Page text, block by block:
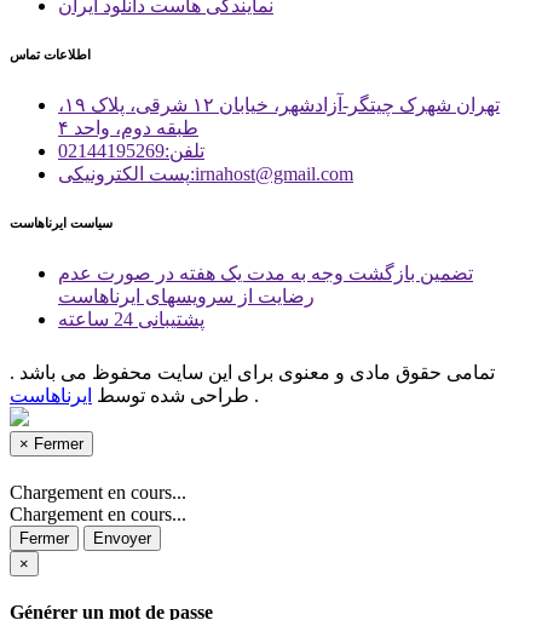
نمایندگی هاست دانلود ایران
اطلاعات تماس
تهران شهرک چیتگر-آزادشهر، خیابان ۱۲ شرقی، پلاک ۱۹،
طبقه دوم، واحد ۴
تلفن:02144195269
پست الكترونیكی:irnahost@gmail.com
سیاست ایرناهاست
تضمین بازگشت وجه به مدت یک هفته در صورت عدم
رضایت از سرویسهای ایرناهاست
پشتیبانی 24 ساعته
تمامی حقوق مادی و معنوی برای این سایت محفوظ می باشد .
طراحی شده توسط ایرناهاست .
× Fermer
Chargement en cours...
Chargement en cours...
Fermer
Envoyer
×
Générer un mot de passe